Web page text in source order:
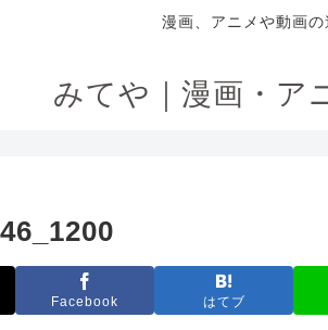
漫画、アニメや動画
みてや｜漫画・ア
Facebook はてブ